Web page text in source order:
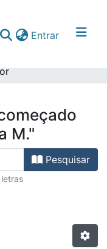
Entrar(current)
M."
Pesquisar